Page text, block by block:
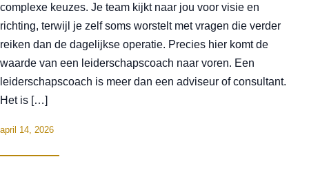
complexe keuzes. Je team kijkt naar jou voor visie en
richting, terwijl je zelf soms worstelt met vragen die verder
reiken dan de dagelijkse operatie. Precies hier komt de
waarde van een leiderschapscoach naar voren. Een
leiderschapscoach is meer dan een adviseur of consultant.
Het is […]
april 14, 2026